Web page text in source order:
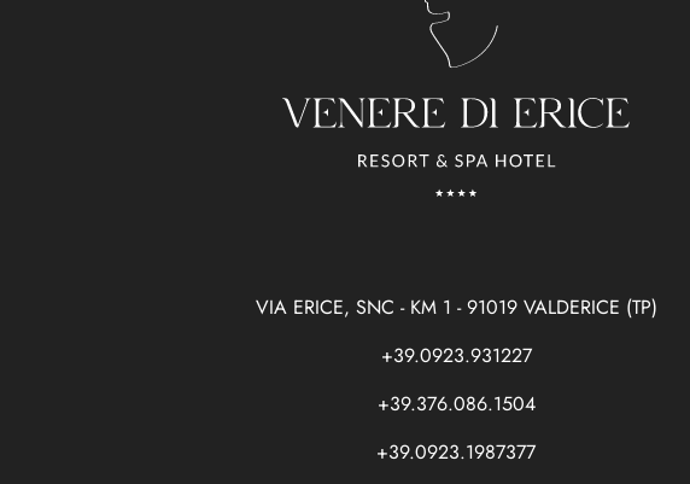
VIA ERICE, SNC - KM 1 - 91019 VALDERICE (TP)
+39.0923.931227
+39.376.086.1504
+39.0923.1987377